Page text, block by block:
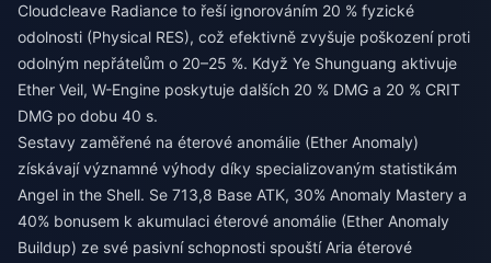
Cloudcleave Radiance to řeší ignorováním 20 % fyzické
odolnosti (Physical RES), což efektivně zvyšuje poškození proti
odolným nepřátelům o 20–25 %. Když Ye Shunguang aktivuje
Ether Veil, W-Engine poskytuje dalších 20 % DMG a 20 % CRIT
DMG po dobu 40 s.
Sestavy zaměřené na éterové anomálie (Ether Anomaly)
získávají významné výhody díky specializovaným statistikám
Angel in the Shell. Se 713,8 Base ATK, 30% Anomaly Mastery a
40% bonusem k akumulaci éterové anomálie (Ether Anomaly
Buildup) ze své pasivní schopnosti spouští Aria éterové